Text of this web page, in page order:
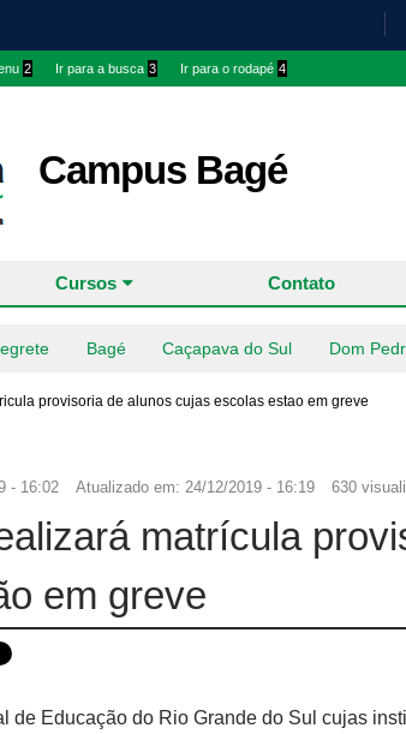
2 Ir para a busca 3 Ir para o rodapé 4
Campus Bagé
Cursos Contato
Bagé Caçapava do Sul Dom
provisoria de alunos cujas escolas estao em greve
- 16:02 Atualizado em: 24/12/2019 - 16:19 630
matrícula
em greve
de Educação do Rio Grande do Sul cujas